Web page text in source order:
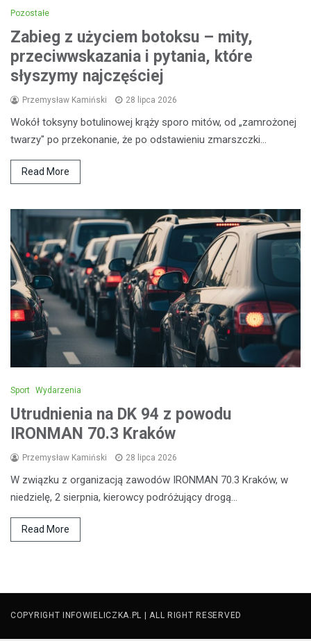
Pozostałe
Zabieg z użyciem botoksu – mity,
przeciwwskazania i pytania, które
słyszymy najczęściej
Przemysław Kamiński 28 lipca 2026
Wokół toksyny botulinowej krąży sporo mitów, od „zamrożonej
twarzy" po przekonanie, że po odstawieniu zmarszczki…
Read More
Sport Wydarzenia
Utrudnienia na DK 94 z powodu
IRONMAN 70.3 Kraków
Przemysław Kamiński 28 lipca 2026
W związku z organizacją zawodów IRONMAN 70.3 Kraków, w
niedzielę, 2 sierpnia, kierowcy podróżujący drogą…
Read More
COPYRIGHT INFOWIELICZKA.PL | ALL RIGHT RESERVED